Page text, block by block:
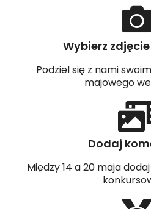
Wybierz
Podziel się z nami
majowego
Dodaj
Między 14 a 20 maja